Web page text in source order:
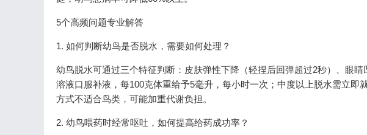
5个高频问题专业解答
1. 如何判断幼鸟是否脱水，需要如何处理？
幼鸟脱水可通过三个特征判断：皮肤弹性下降（轻捏后回弹超过2秒）、眼
溶液口服补液，每100克体重给予5毫升，每小时一次；中度以上脱水需立即
方式不适合鸟类，可能加重代谢负担。
2. 幼鸟喂药时经常呕吐，如何提高给药成功率？